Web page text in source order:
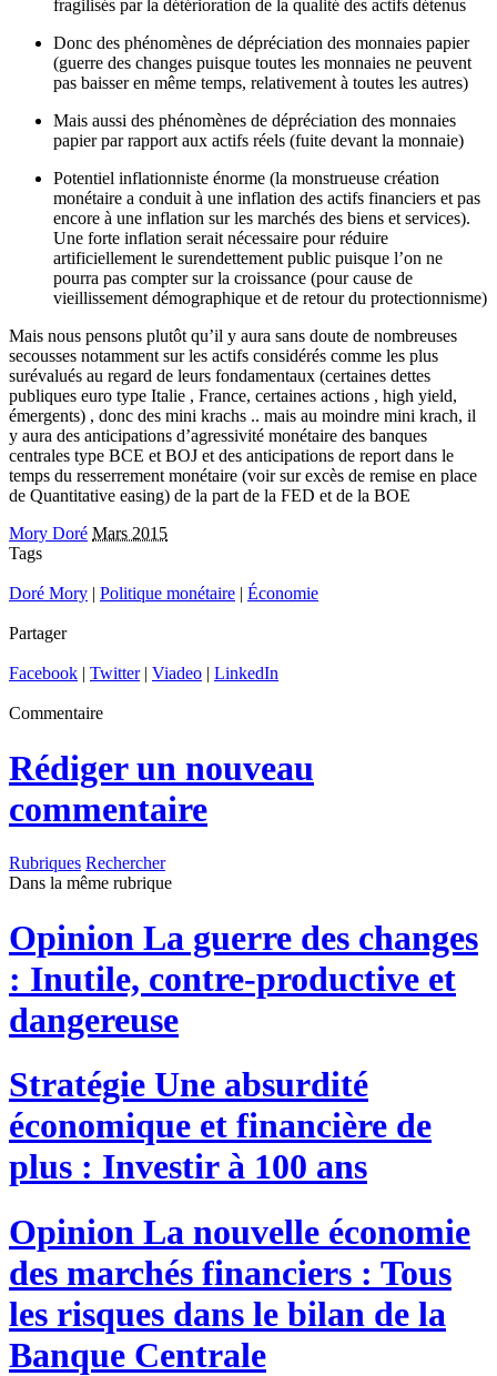
fragilisés par la détérioration de la qualité des actifs détenus
Donc des phénomènes de dépréciation des monnaies papier
(guerre des changes puisque toutes les monnaies ne peuvent
pas baisser en même temps, relativement à toutes les autres)
Mais aussi des phénomènes de dépréciation des monnaies
papier par rapport aux actifs réels (fuite devant la monnaie)
Potentiel inflationniste énorme (la monstrueuse création
monétaire a conduit à une inflation des actifs financiers et pas
encore à une inflation sur les marchés des biens et services).
Une forte inflation serait nécessaire pour réduire
artificiellement le surendettement public puisque l’on ne
pourra pas compter sur la croissance (pour cause de
vieillissement démographique et de retour du protectionnisme)
Mais nous pensons plutôt qu’il y aura sans doute de nombreuses
secousses notamment sur les actifs considérés comme les plus
surévalués au regard de leurs fondamentaux (certaines dettes
publiques euro type Italie , France, certaines actions , high yield,
émergents) , donc des mini krachs .. mais au moindre mini krach, il
y aura des anticipations d’agressivité monétaire des banques
centrales type BCE et BOJ et des anticipations de report dans le
temps du resserrement monétaire (voir sur excès de remise en place
de Quantitative easing) de la part de la FED et de la BOE
Mory Doré Mars 2015
Tags
Doré Mory | Politique monétaire | Économie
Partager
Facebook | Twitter| Viadeo | LinkedIn
Commentaire
Rédiger un nouveau
commentaire
Rubriques Rechercher
Dans la même rubrique
Opinion La guerre des changes
: Inutile, contre-productive et
dangereuse
Stratégie Une absurdité
économique et financière de
plus : Investir à 100 ans
Opinion La nouvelle économie
des marchés financiers : Tous
les risques dans le bilan de la
Banque Centrale